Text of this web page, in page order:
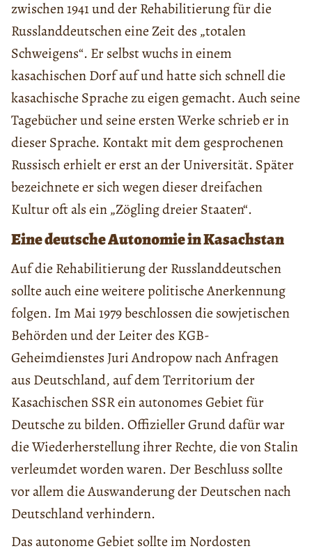
zwischen 1941 und der Rehabilitierung für die
Russlanddeutschen eine Zeit des „totalen
Schweigens“. Er selbst wuchs in einem
kasachischen Dorf auf und hatte sich schnell die
kasachische Sprache zu eigen gemacht. Auch seine
Tagebücher und seine ersten Werke schrieb er in
dieser Sprache. Kontakt mit dem gesprochenen
Russisch erhielt er erst an der Universität. Später
bezeichnete er sich wegen dieser dreifachen
Kultur oft als ein „Zögling dreier Staaten“.
Eine deutsche Autonomie in Kasachstan
Auf die Rehabilitierung der Russlanddeutschen
sollte auch eine weitere politische Anerkennung
folgen. Im Mai 1979 beschlossen die sowjetischen
Behörden und der Leiter des KGB-
Geheimdienstes Juri Andropow nach Anfragen
aus Deutschland, auf dem Territorium der
Kasachischen SSR ein autonomes Gebiet für
Deutsche zu bilden. Offizieller Grund dafür war
die Wiederherstellung ihrer Rechte, die von Stalin
verleumdet worden waren. Der Beschluss sollte
vor allem die Auswanderung der Deutschen nach
Deutschland verhindern.
Das autonome Gebiet sollte im Nordosten